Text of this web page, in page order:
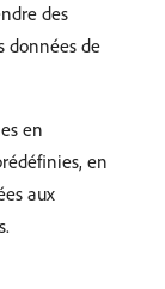
des
données de
en
en
aux